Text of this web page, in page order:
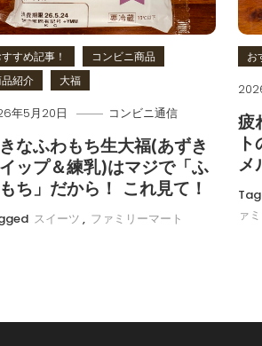
すめ記事！
コンビニ商品
紹介
大福
年5月20日 コンビニ通信
なふわもち生大福(あずき
ップ＆練乳)はマジで「ふ
ち」だから！ これ見て！
スイーツ , ファミリーマート
お
疲
メ
ァ